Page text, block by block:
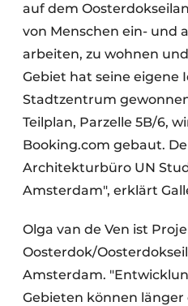
auf dem
von Menschen ein- und
arbeiten, zu wohnen
Gebiet hat seine eigene
Stadtzentrum
Teilplan, Parzelle 5B/6,
Booking.com gebaut.
Architekturbüro UN
Amsterdam", erklärt
Olga van de Ven ist
Oosterdok/
Amsterdam.
Gebieten können